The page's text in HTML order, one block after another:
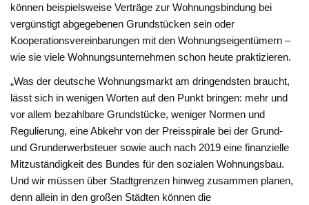
können beispielsweise Verträge zur Wohnungsbindung bei
vergünstigt abgegebenen Grundstücken sein oder
Kooperationsvereinbarungen mit den Wohnungseigentümern –
wie sie viele Wohnungsunternehmen schon heute praktizieren.
„Was der deutsche Wohnungsmarkt am dringendsten braucht,
lässt sich in wenigen Worten auf den Punkt bringen: mehr und
vor allem bezahlbare Grundstücke, weniger Normen und
Regulierung, eine Abkehr von der Preisspirale bei der Grund-
und Grunderwerbsteuer sowie auch nach 2019 eine finanzielle
Mitzuständigkeit des Bundes für den sozialen Wohnungsbau.
Und wir müssen über Stadtgrenzen hinweg zusammen planen,
denn allein in den großen Städten können die